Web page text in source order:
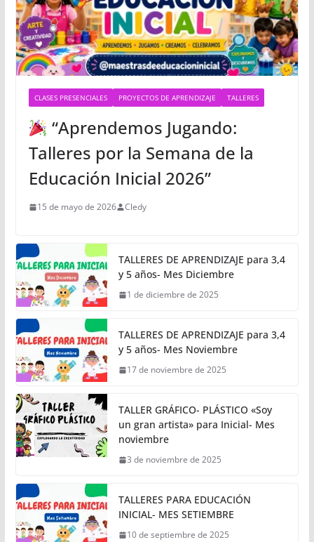
CLASES PRESENCIALES PROYECTOS DE APRENDIZAJE TALLERES
“Aprendemos Jugando:
Talleres por la Semana de la
Educación Inicial 2026”
15 de mayo de 2026 Cledy
TALLERES DE APRENDIZAJE para 3,4
y 5 años- Mes Diciembre
1 de diciembre de 2025
TALLERES DE APRENDIZAJE para 3,4
y 5 años- Mes Noviembre
17 de noviembre de 2025
TALLER GRÁFICO- PLÁSTICO «Soy
un gran artista» para Inicial- Mes
noviembre
3 de noviembre de 2025
TALLERES PARA EDUCACIÓN
INICIAL- MES SETIEMBRE
10 de septiembre de 2025